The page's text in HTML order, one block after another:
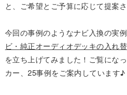
と、ご希望とご予算に応じて提案
今回の事例のようなナビ入換の実
ビ・純正オーディオデッキの入れ
を立ち上げてみました！ご覧にな
カー、25事例をご案内しています♪